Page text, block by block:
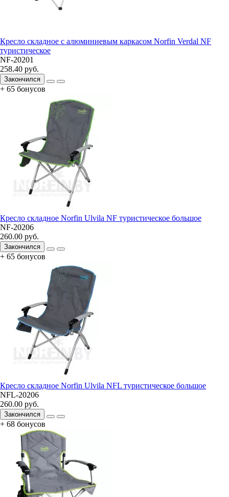
Кресло складное с алюминиевым каркасом Norfin Verdal NF
туристическое
NF-20201
258.40 руб.
Закончился
+ 65 бонусов
Кресло складное Norfin Ulvila NF туристическое большое
NF-20206
260.00 руб.
Закончился
+ 65 бонусов
Кресло складное Norfin Ulvila NFL туристическое большое
NFL-20206
260.00 руб.
Закончился
+ 68 бонусов